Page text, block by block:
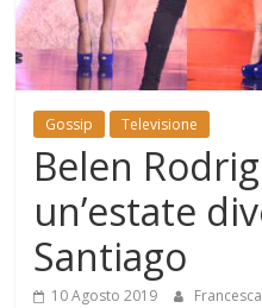
Mondo
Gossip Televisione
Belen
un’estate
Santiago
10 Agosto 2019